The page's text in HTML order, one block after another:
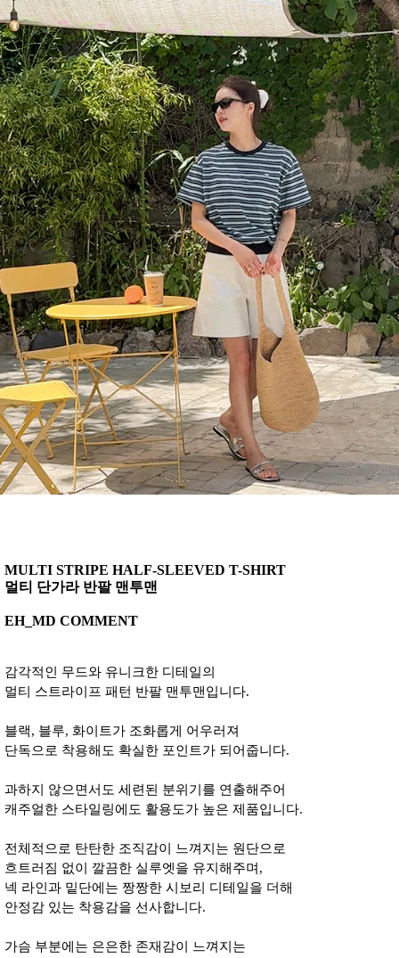
MULTI STRIPE HALF-SLEEVED T-SHIRT
멀티 단가라 반팔 맨투맨
EH_MD COMMENT
감각적인 무드와 유니크한 디테일의
멀티 스트라이프 패턴 반팔 맨투맨입니다.
블랙, 블루, 화이트가 조화롭게 어우러져
단독으로 착용해도 확실한 포인트가 되어줍니다.
과하지 않으면서도 세련된 분위기를 연출해주어
캐주얼한 스타일링에도 활용도가 높은 제품입니다.
전체적으로 탄탄한 조직감이 느껴지는 원단으로
흐트러짐 없이 깔끔한 실루엣을 유지해주며,
넥 라인과 밑단에는 짱짱한 시보리 디테일을 더해
안정감 있는 착용감을 선사합니다.
가슴 부분에는 은은한 존재감이 느껴지는